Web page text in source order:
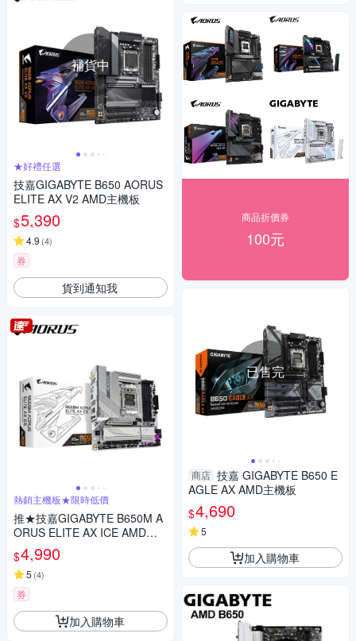
補貨中
★好禮任選
技嘉GIGABYTE B650 AORUS
ELITE AX V2 AMD主機板
$5,390
4.9 (4)
券
貨到通知我
熱銷主機板★限時低價
推★技嘉GIGABYTE B650M A
ORUS ELITE AX ICE AMD主
機板
$4,990
5 (4)
券
加入購物車
商品折價券
100元
已售完
商店 技嘉 GIGABYTE B650 E
AGLE AX AMD主機板
$4,690
5
加入購物車